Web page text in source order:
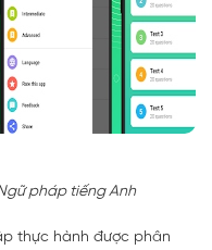
pháp tiếng Anh
thực hành được phân